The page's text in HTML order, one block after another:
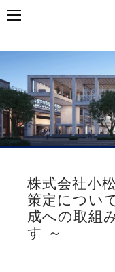
株式会社小
策定につい
成への取組
す ～